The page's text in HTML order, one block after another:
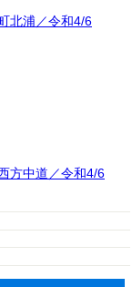
北浦／令和4/6
方中道／令和4/6